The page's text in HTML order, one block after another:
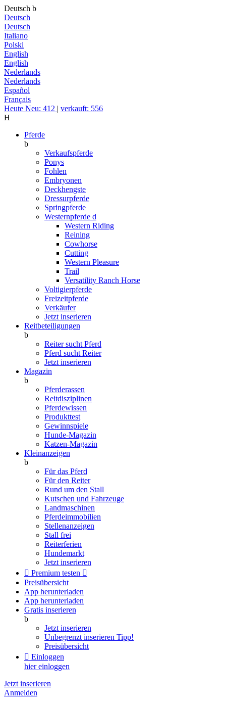
Deutsch b
Deutsch
Deutsch
Italiano
Polski
English
English
Nederlands
Nederlands
Español
Français
Heute Neu: 412 | verkauft: 556
H
Pferde
b
Verkaufspferde
Ponys
Fohlen
Embryonen
Deckhengste
Dressurpferde
Springpferde
Westernpferde d
Western Riding
Reining
Cowhorse
Cutting
Western Pleasure
Trail
Versatility Ranch Horse
Voltigierpferde
Freizeitpferde
Verkäufer
Jetzt inserieren
Reitbeteiligungen
b
Reiter sucht Pferd
Pferd sucht Reiter
Jetzt inserieren
Magazin
b
Pferderassen
Reitdisziplinen
Pferdewissen
Produkttest
Gewinnspiele
Hunde-Magazin
Katzen-Magazin
Kleinanzeigen
b
Für das Pferd
Für den Reiter
Rund um den Stall
Kutschen und Fahrzeuge
Landmaschinen
Pferdeimmobilien
Stellenanzeigen
Stall frei
Reiterferien
Hundemarkt
Jetzt inserieren
 Premium testen 
Preisübersicht
App herunterladen
App herunterladen
Gratis inserieren
b
Jetzt inserieren
Unbegrenzt inserieren Tipp!
Preisübersicht
 Einloggen
hier einloggen
Jetzt inserieren
Anmelden